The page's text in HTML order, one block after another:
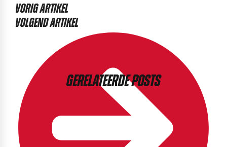
Vorig artikel
Volgend artikel
Gerelateerde posts